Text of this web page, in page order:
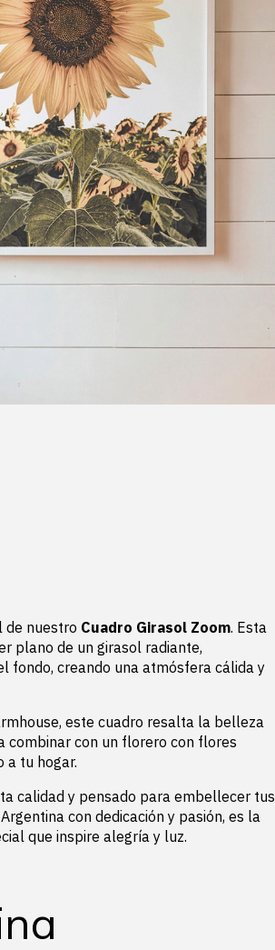
de nuestro Cuadro Girasol Zoom. Esta
plano de un girasol radiante,
fondo, creando una atmósfera cálida y
este cuadro resalta la belleza
combinar con un florero con flores
a tu hogar.
calidad y pensado para embellecer tus
con dedicación y pasión, es la
que inspire alegría y luz.